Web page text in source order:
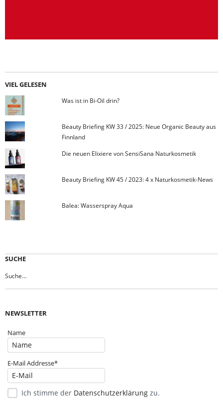
VIEL GELESEN
Was ist in Bi-Oil drin?
Beauty Briefing KW 33 / 2025: Neue Organic Beauty aus
Finnland
Die neuen Elixiere von SensiSana Naturkosmetik
Beauty Briefing KW 45 / 2023: 4 x Naturkosmetik-News
Balea: Wasserspray Aqua
SUCHE
NEWSLETTER
Name
E-Mail Addresse*
Ich stimme der Datenschutzerklärung zu.